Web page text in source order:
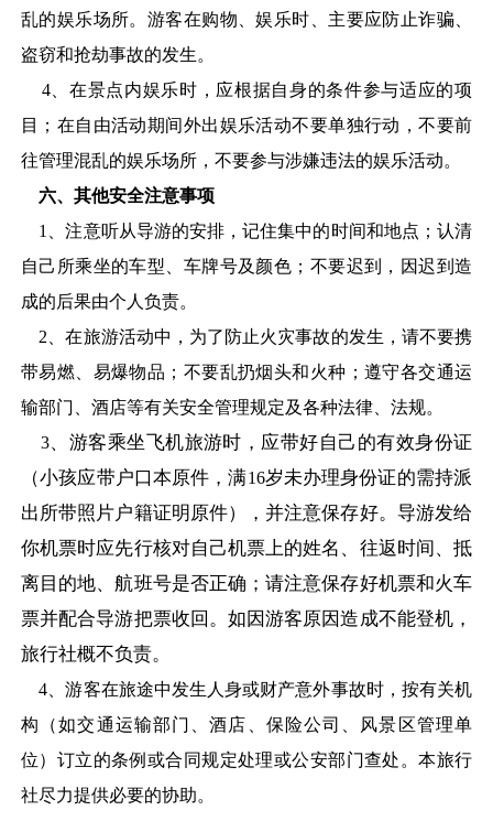
乱的娱乐场所。游客在购物、娱乐时、主要应防止诈骗、
盗窃和抢劫事故的发生。
4、在景点内娱乐时，应根据自身的条件参与适应的项
目；在自由活动期间外出娱乐活动不要单独行动，不要前
往管理混乱的娱乐场所，不要参与涉嫌违法的娱乐活动。
六、其他安全注意事项
1
、注意听从导游的安排，记住集中的时间和地点；认清
自己所乘坐的车型、车牌号及颜色；不要迟到，因迟到造
成的后果由个人负责。
2 、在旅游活动中，为了防止火灾事故的发生，请不要携
带易燃、易爆物品；不要乱扔烟头和火种；遵守各交通运
输部门、酒店等有关安全管理规定及各种法律、法规。
3、游客乘坐飞机旅游时，应带好自己的有效身份证
（小孩应带户口本原件，满16岁未办理身份证的需持派
出所带照片户籍证明原件），并注意保存好。导游发给
你机票时应先行核对自己机票上的姓名、往返时间、抵
离目的地、航班号是否正确；请注意保存好机票和火车
票并配合导游把票收回。如因游客原因造成不能登机，
旅行社概不负责。
4 、游客在旅途中发生人身或财产意外事故时，按有关机
构（如交通运输部门、酒店、保险公司、风景区管理单
位）订立的条例或合同规定处理或公安部门查处。本旅行
社尽力提供必要的协助。